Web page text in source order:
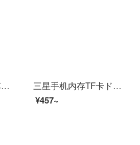
小米生态同款自动车ドライヴレーダカーハイビアン夜見驻车监视24时间免レインストール车载携帯に関しては黒セスト一个単眼レイ
三星手机内存TF卡ドライブレコーダー小卡高速监控摄像机航拍遥控无人飞机運動相机保存卡(micro)sd卡 三星TF卡 MC 64G 红色 100MB/S
¥457~